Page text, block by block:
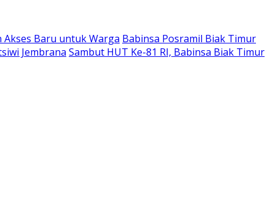
Baru untuk Warga Babinsa Posramil Biak Timur
Jembrana Sambut HUT Ke-81 RI, Babinsa Biak Timur